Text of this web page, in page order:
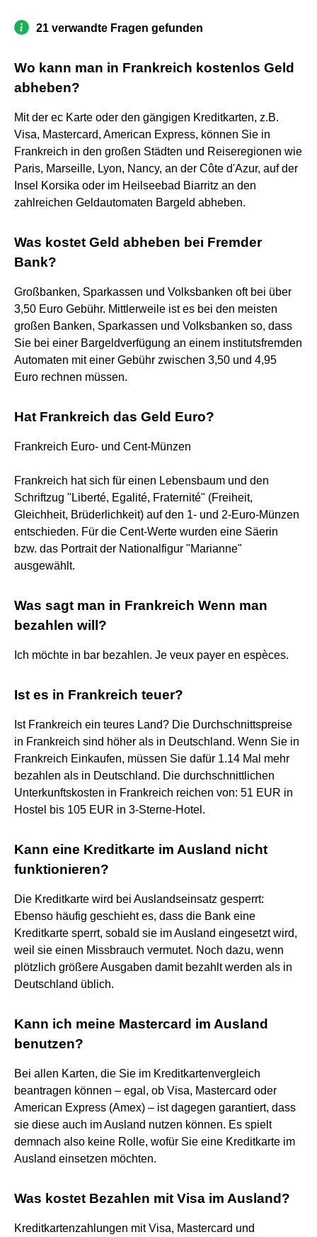
21 verwandte Fragen gefunden
Wo kann man in Frankreich kostenlos Geld
abheben?
Mit der ec Karte oder den gängigen Kreditkarten, z.B.
Visa, Mastercard, American Express, können Sie in
Frankreich in den großen Städten und Reiseregionen wie
Paris, Marseille, Lyon, Nancy, an der Côte d'Azur, auf der
Insel Korsika oder im Heilseebad Biarritz an den
zahlreichen Geldautomaten Bargeld abheben.
Was kostet Geld abheben bei Fremder
Bank?
Großbanken, Sparkassen und Volksbanken oft bei über
3,50 Euro Gebühr. Mittlerweile ist es bei den meisten
großen Banken, Sparkassen und Volksbanken so, dass
Sie bei einer Bargeldverfügung an einem institutsfremden
Automaten mit einer Gebühr zwischen 3,50 und 4,95
Euro rechnen müssen.
Hat Frankreich das Geld Euro?
Frankreich Euro- und Cent-Münzen
Frankreich hat sich für einen Lebensbaum und den
Schriftzug "Liberté, Egalité, Fraternité" (Freiheit,
Gleichheit, Brüderlichkeit) auf den 1- und 2-Euro-Münzen
entschieden. Für die Cent-Werte wurden eine Säerin
bzw. das Portrait der Nationalfigur "Marianne"
ausgewählt.
Was sagt man in Frankreich Wenn man
bezahlen will?
Ich möchte in bar bezahlen. Je veux payer en espèces.
Ist es in Frankreich teuer?
Ist Frankreich ein teures Land? Die Durchschnittspreise
in Frankreich sind höher als in Deutschland. Wenn Sie in
Frankreich Einkaufen, müssen Sie dafür 1.14 Mal mehr
bezahlen als in Deutschland. Die durchschnittlichen
Unterkunftskosten in Frankreich reichen von: 51 EUR in
Hostel bis 105 EUR in 3-Sterne-Hotel.
Kann eine Kreditkarte im Ausland nicht
funktionieren?
Die Kreditkarte wird bei Auslandseinsatz gesperrt:
Ebenso häufig geschieht es, dass die Bank eine
Kreditkarte sperrt, sobald sie im Ausland eingesetzt wird,
weil sie einen Missbrauch vermutet. Noch dazu, wenn
plötzlich größere Ausgaben damit bezahlt werden als in
Deutschland üblich.
Kann ich meine Mastercard im Ausland
benutzen?
Bei allen Karten, die Sie im Kreditkartenvergleich
beantragen können – egal, ob Visa, Mastercard oder
American Express (Amex) – ist dagegen garantiert, dass
sie diese auch im Ausland nutzen können. Es spielt
demnach also keine Rolle, wofür Sie eine Kreditkarte im
Ausland einsetzen möchten.
Was kostet Bezahlen mit Visa im Ausland?
Kreditkartenzahlungen mit Visa, Mastercard und